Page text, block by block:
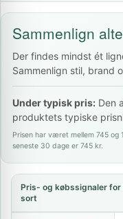
Sammenlign
Der findes mindst ét
Sammenlign stil, brand
Under typisk pris: Den
produktets typiske
Prisen har været mellem 745 og
seneste 30 dage er 745 kr.
Pris- og købssignaler for
sort